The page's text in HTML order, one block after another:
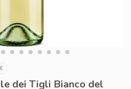
dei Tigli Bianco del